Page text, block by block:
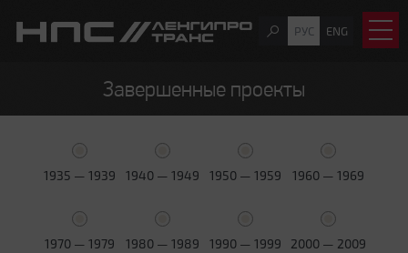
РУС ENG
Завершенные проекты
1935 — 1939 1940 — 1949 1950 — 1959 1960 — 1969
1970 — 1979 1980 — 1989 1990 — 1999 2000 — 2009